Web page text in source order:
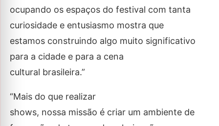
ocupando os espaços do festival com tanta
curiosidade e entusiasmo mostra que
estamos construindo algo muito significativo
para a cidade e para a cena
cultural brasileira.”
“Mais do que realizar
shows, nossa missão é criar um ambiente de